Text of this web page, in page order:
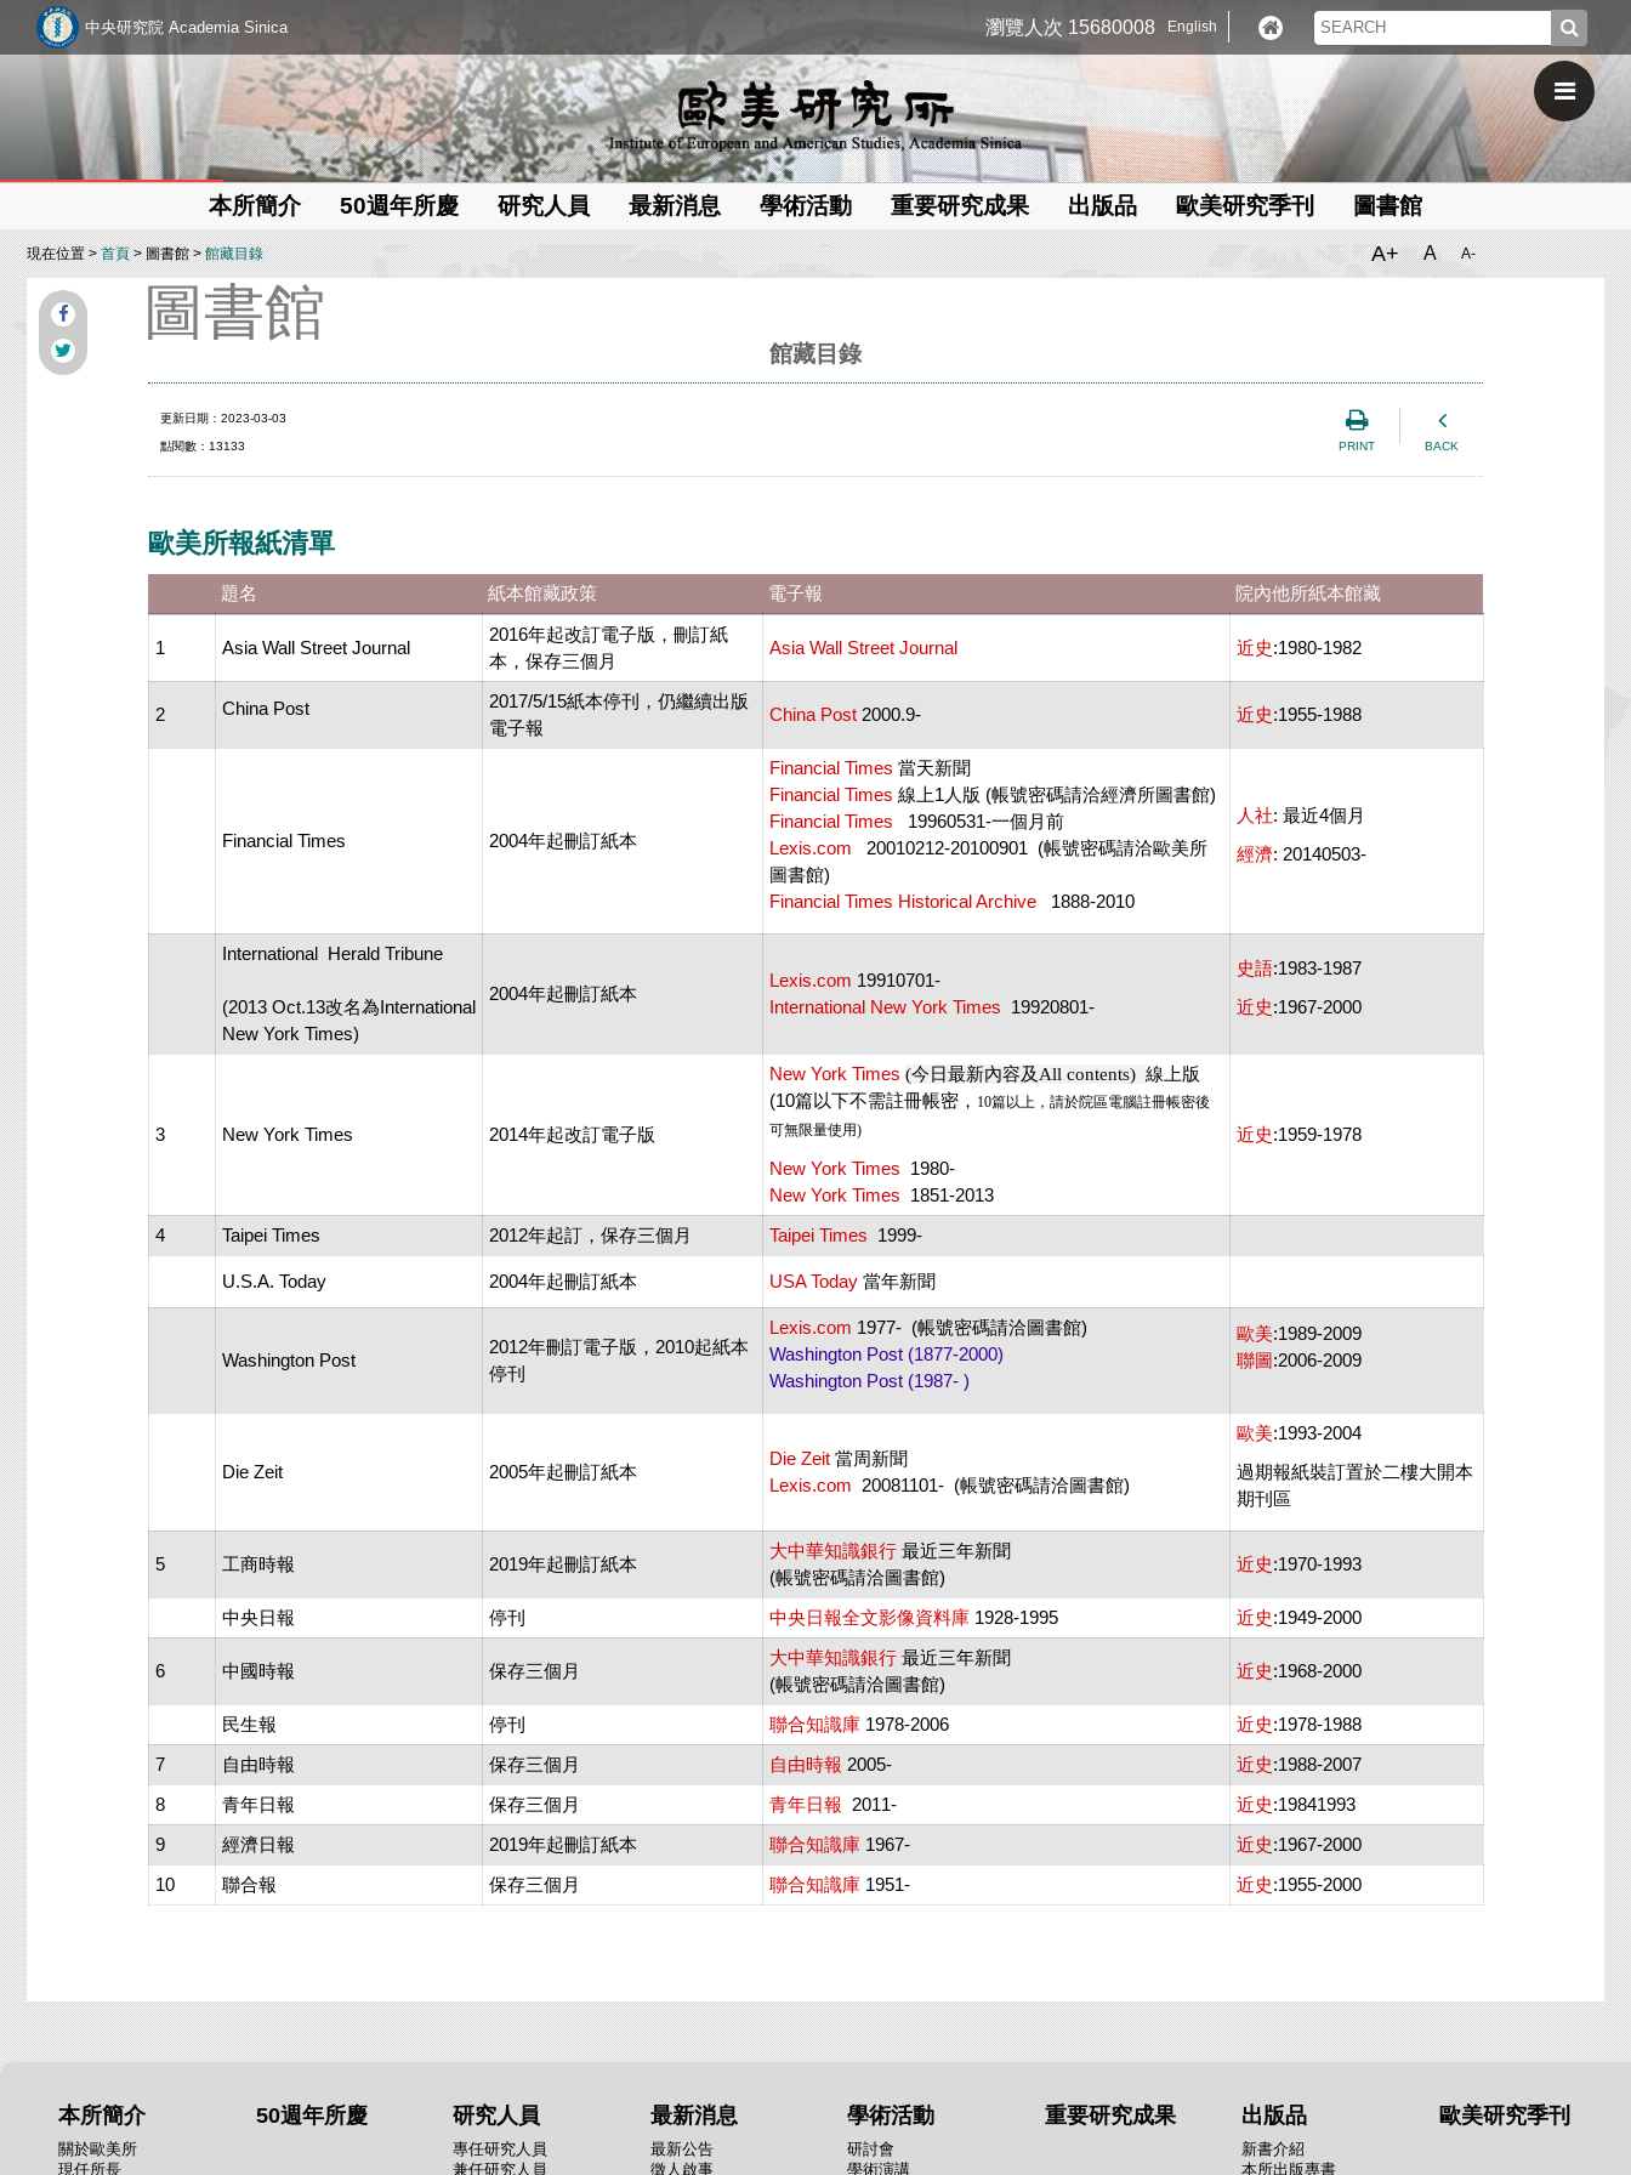
中央研究院 Academia Sinica 瀏覽人次 15680008 English
本所簡介 50週年所慶 研究人員 最新消息 學術活動 重要研究成果 出版品 歐美研究季刊 圖書館
現在位置 >首頁> 圖書館 >館藏目錄 A+ A A-
圖書館
館藏目錄
PRINT BACK
更新日期：2023-03-03
點閱數：13133
歐美所報紙清單
題名 紙本館藏政策 電子報 院內他所紙本館藏
1 Asia Wall Street Journal
2016年起改訂電子版，刪訂紙
本 ，保存三個月
Asia Wall Street Journal 近史:1980-1982
2 China Post
2017/5/15紙本停刊，仍繼續出版
電子報
China Post 2000.9- 近史:1955-1988
Financial Times 2004年起刪訂紙本
Financial Times 當天新聞
Financial Times 線上1人版 (帳號密碼請洽經濟所圖書館)
Financial Times 19960531-一個月前
Lexis.com 20010212-20100901 (帳號密碼請洽歐美所
圖書館)
Financial Times Historical Archive 1888-2010
人社: 最近4個月
經濟: 20140503-
International Herald Tribune
(2013 Oct.13改名為International
New York Times)
2004年起刪訂紙本
Lexis.com 19910701-
International New York Times 19920801-
史語:1983-1987
近史:1967-2000
3 New York Times 2014年起改訂電子版
New York Times (今日最新內容及All contents) 線上版
(10篇以下不需註冊帳密， 10篇以上，請於院區電腦註冊帳密後
可無限量使用)
New York Times 1980-
New York Times 1851-2013
近史:1959-1978
4 Taipei Times 2012年起訂 ，保存三個月 Taipei Times 1999-
U.S.A. Today 2004年起刪訂紙本 USA Today 當年新聞
Washington Post
2012年刪訂電子版，2010起紙本
停刊
Lexis.com 1977- (帳號密碼請洽圖書館)
Washington Post (1877-2000)
Washington Post (1987- )
歐美:1989-2009
聯圖:2006-2009
Die Zeit 2005年起刪訂紙本
Die Zeit 當周新聞
Lexis.com 20081101- (帳號密碼請洽圖書館)
歐美:1993-2004
過期報紙裝訂置於二樓大開本
期刊區
5 工商時報 2019年起刪訂紙本
大中華知識銀行 最近三年新聞
(帳號密碼請洽圖書館)
近史:1970-1993
中央日報 停刊 中央日報全文影像資料庫 1928-1995 近史:1949-2000
6 中國時報 保存三個月
大中華知識銀行 最近三年新聞
(帳號密碼請洽圖書館)
近史:1968-2000
民生報 停刊 聯合知識庫 1978-2006 近史:1978-1988
7
自由時報 保存三個月 自由時報 2005- 近史:1988-2007
8
青年日報 保存三個月 青年日報 2011- 近史:19841993
9
經濟日報 2019年起刪訂紙本 聯合知識庫 1967- 近史:1967-2000
10
聯合報 保存三個月 聯合知識庫 1951- 近史:1955-2000
本所簡介
關於歐美所
現任所長
50週年所慶 研究人員
專任研究人員
兼任研究人員
最新消息
最新公告
徵人啟事
學術活動
研討會
學術演講
重要研究成果 出版品
新書介紹
本所出版專書
歐美研究季刊